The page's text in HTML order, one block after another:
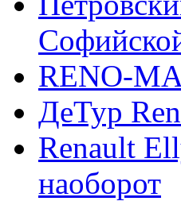
RENO-
ДеТур
Renault
наоборот